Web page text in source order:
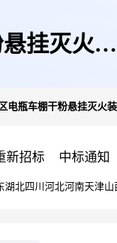
挂灭火装
电瓶车棚干粉悬挂灭火
新招标 中标通知
湖北四川 河北河南天津山